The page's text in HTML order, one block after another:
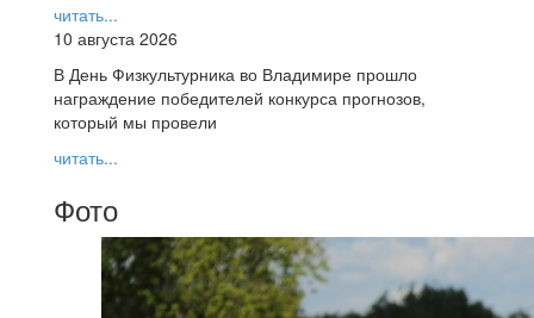
читать...
10 августа 2026
В День Физкультурника во Владимире прошло
награждение победителей конкурса прогнозов,
который мы провели
читать...
Фото